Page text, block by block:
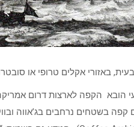
באזורי אקלים טרופי או
הובא הקפה לארצות דרום
קפה בשטחים נרחבים בג’אווה